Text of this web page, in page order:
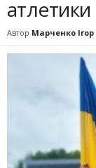
атлетики
Автор Марченко Ігор